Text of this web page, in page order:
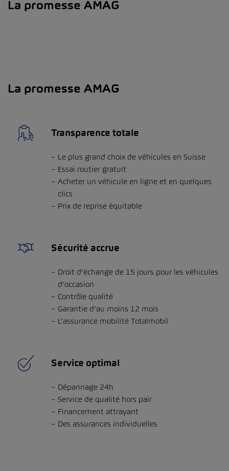
La promesse AMAG
La promesse AMAG
Transparence totale
Le plus grand choix de véhicules en Suisse
Essai routier gratuit
Acheter un véhicule en ligne et en quelques
clics
Prix de reprise équitable
Sécurité accrue
Droit d’échange de 15 jours pour les véhicules
d’occasion
Contrôle qualité
Garantie d’au moins 12 mois
L’assurance mobilité Totalmobil
Service optimal
Dépannage 24h
Service de qualité hors pair
Financement attrayant
Des assurances individuelles